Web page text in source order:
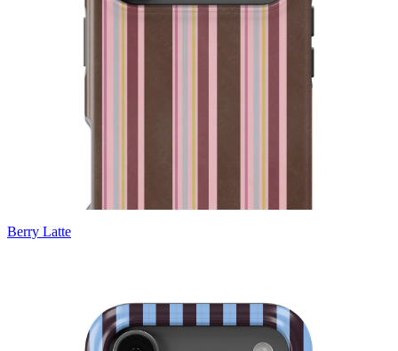
Berry Latte